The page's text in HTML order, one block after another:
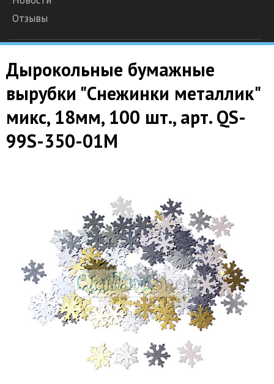
Отзывы
Дырокольные бумажные
вырубки "Снежинки металлик"
микс, 18мм, 100 шт., арт. QS-
99S-350-01M